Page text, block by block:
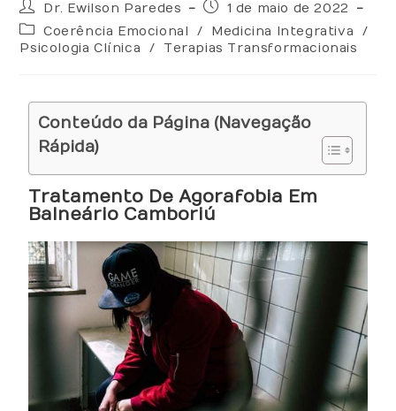
Dr. Ewilson Paredes
1 de maio de 2022
Coerência Emocional
/ Medicina Integrativa
/
Psicologia Clínica
/ Terapias Transformacionais
Conteúdo da Página (Navegação
Rápida)
Tratamento De Agorafobia Em
Balneário Camboriú